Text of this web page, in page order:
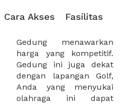
Cara Akses Fasilitas